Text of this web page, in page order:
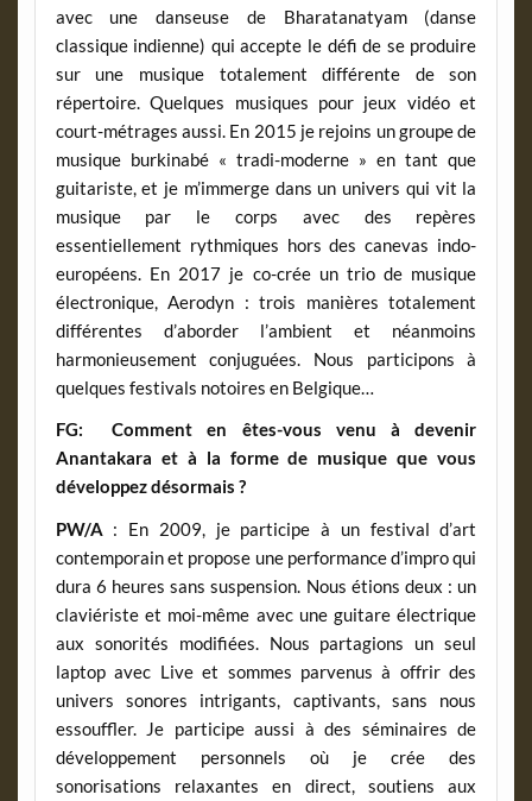
avec une danseuse de Bharatanatyam (danse
classique indienne) qui accepte le défi de se produire
sur une musique totalement différente de son
répertoire. Quelques musiques pour jeux vidéo et
court-métrages aussi. En 2015 je rejoins un groupe de
musique burkinabé « tradi-moderne » en tant que
guitariste, et je m’immerge dans un univers qui vit la
musique par le corps avec des repères
essentiellement rythmiques hors des canevas indo-
européens. En 2017 je co-crée un trio de musique
électronique, Aerodyn : trois manières totalement
différentes d’aborder l’ambient et néanmoins
harmonieusement conjuguées. Nous participons à
quelques festivals notoires en Belgique…
FG: Comment en êtes-vous venu à devenir
Anantakara et à la forme de musique que vous
développez désormais ?
PW/A : En 2009, je participe à un festival d’art
contemporain et propose une performance d’impro qui
dura 6 heures sans suspension. Nous étions deux : un
claviériste et moi-même avec une guitare électrique
aux sonorités modifiées. Nous partagions un seul
laptop avec Live et sommes parvenus à offrir des
univers sonores intrigants, captivants, sans nous
essouffler. Je participe aussi à des séminaires de
développement personnels où je crée des
sonorisations relaxantes en direct, soutiens aux